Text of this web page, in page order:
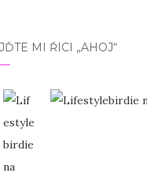
MI ŘÍCI „AHOJ“